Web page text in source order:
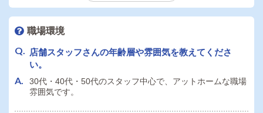
や時間などの勤務条件はありますか？
ださい。
送迎ドライバーは自家用車の持ち込み必須ですか？社
用車の利用はできますか？
社員寮は即日入居可能でしょうか？個人寮・ルームシ
ェアなど可能な範囲で教えてください。
詳細は面接時にお話し致します。
職場環境
店舗スタッフさんの年齢層や雰囲気を教えてくださ
い。
30代・40代・50代のスタッフ中心で、アットホームな職場
雰囲気です。